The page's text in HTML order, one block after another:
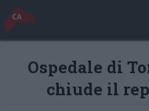
Ospedale di
chiude il